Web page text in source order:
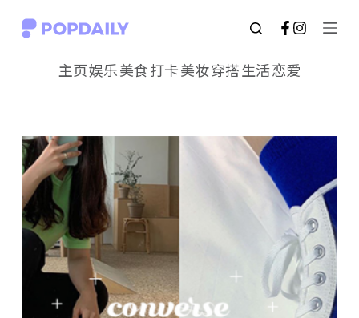
S
o
c
o
n
主页娱乐美食打卡美妆穿搭生活恋爱